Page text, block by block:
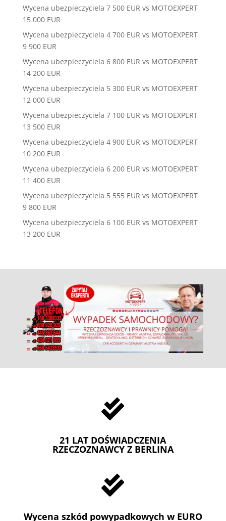
Wycena ubezpieczyciela 7 500 EUR vs MOTOEXPERT
15 000 EUR
Wycena ubezpieczyciela 4 700 EUR vs MOTOEXPERT
9 900 EUR
Wycena ubezpieczyciela 6 800 EUR vs MOTOEXPERT
14 200 EUR
Wycena ubezpieczyciela 5 300 EUR vs MOTOEXPERT
12 000 EUR
Wycena ubezpieczyciela 7 100 EUR vs MOTOEXPERT
13 500 EUR
Wycena ubezpieczyciela 4 900 EUR vs MOTOEXPERT
10 200 EUR
Wycena ubezpieczyciela 6 200 EUR vs MOTOEXPERT
11 400 EUR
Wycena ubezpieczyciela 5 555 EUR vs MOTOEXPERT
9 800 EUR
Wycena ubezpieczyciela 6 100 EUR vs MOTOEXPERT
13 200 EUR

21 LAT DOŚWIADCZENIA
RZECZOZNAWCY Z BERLINA

Wycena szkód powypadkowych w EURO